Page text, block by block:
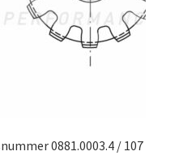
0881.0003.4 / 107